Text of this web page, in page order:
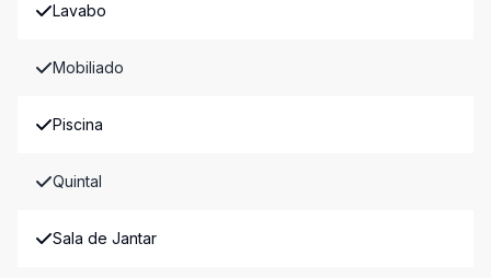
Lavabo
Mobiliado
Piscina
Quintal
Sala de Jantar